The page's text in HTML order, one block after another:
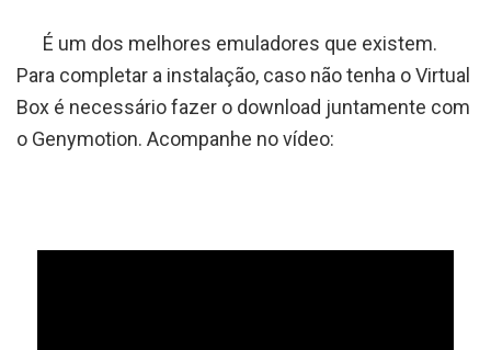
É um dos melhores emuladores que existem.
Para completar a instalação, caso não tenha o Virtual
Box é necessário fazer o download juntamente com
o Genymotion. Acompanhe no vídeo: